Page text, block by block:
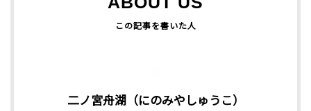
二ノ宮舟湖（にのみやしゅうこ）